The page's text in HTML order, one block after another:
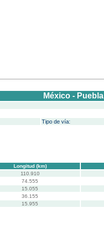
México - Puebla
Tipo de vía:
Longitud (km)
110.910
74.555
15.055
36.155
15.955